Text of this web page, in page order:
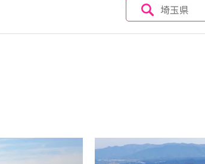
埼玉県